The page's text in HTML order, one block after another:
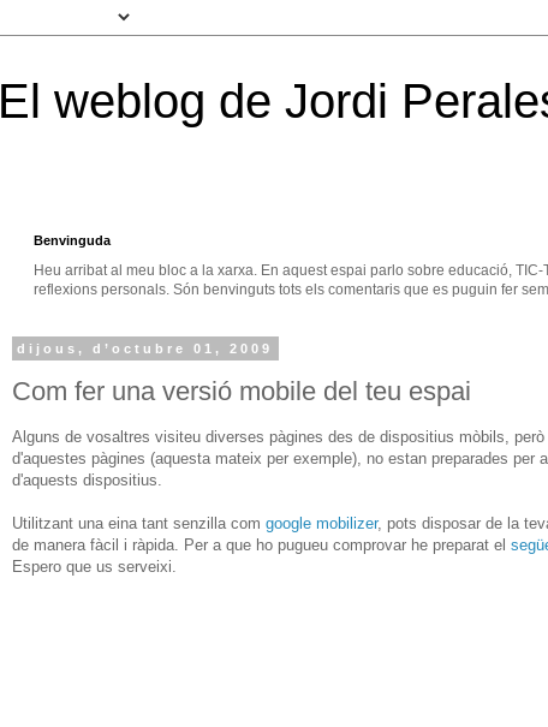
El weblog de Jordi
Benvinguda
Heu arribat al meu bloc a la xarxa. En aquest espai parlo sobre educació,
reflexions personals. Són benvinguts tots els comentaris que es puguin fer
dijous, d’octubre 01, 2009
Com fer una versió mobile del teu espai
Alguns de vosaltres visiteu diverses pàgines des de dispositius mòbils, però
d'aquestes pàgines (aquesta mateix per exemple), no estan preparades per
d'aquests dispositius.
Utilitzant una eina tant senzilla com google mobilizer, pots disposar de la
de manera fàcil i ràpida. Per a que ho pugueu comprovar he preparat el
Espero que us serveixi.